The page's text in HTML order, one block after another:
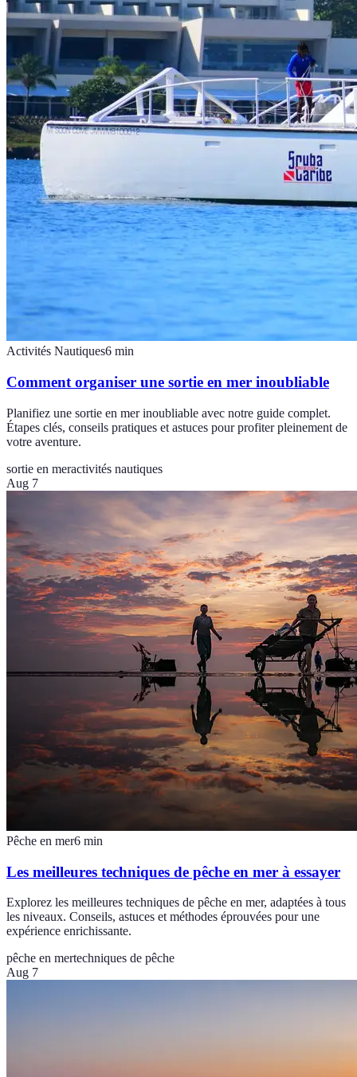
Activités Nautiques6 min
Comment organiser une sortie en mer inoubliable
Planifiez une sortie en mer inoubliable avec notre guide complet.
Étapes clés, conseils pratiques et astuces pour profiter pleinement de
votre aventure.
sortie en meractivités nautiques
Aug 7
Pêche en mer6 min
Les meilleures techniques de pêche en mer à essayer
Explorez les meilleures techniques de pêche en mer, adaptées à tous
les niveaux. Conseils, astuces et méthodes éprouvées pour une
expérience enrichissante.
pêche en mertechniques de pêche
Aug 7